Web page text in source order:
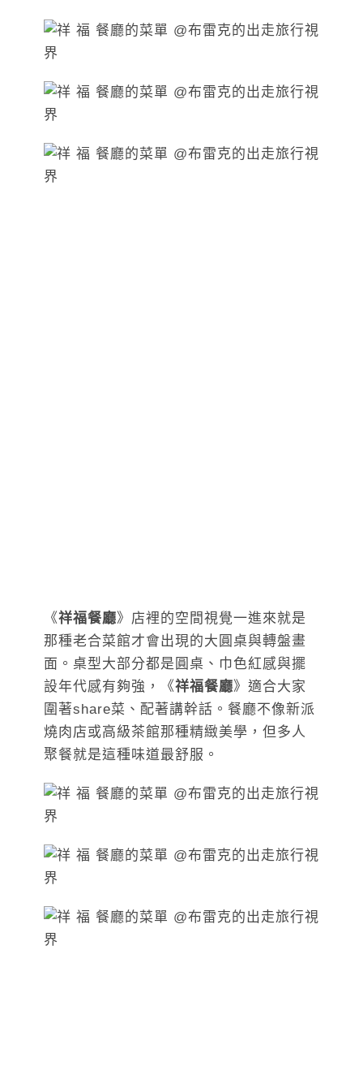
《祥福餐廳》店裡的空間視覺一進來就是
那種老合菜館才會出現的大圓桌與轉盤畫
面。桌型大部分都是圓桌、巾色紅感與擺
設年代感有夠強，《祥福餐廳》適合大家
圍著share菜、配著講幹話。餐廳不像新派
燒肉店或高級茶館那種精緻美學，但多人
聚餐就是這種味道最舒服。